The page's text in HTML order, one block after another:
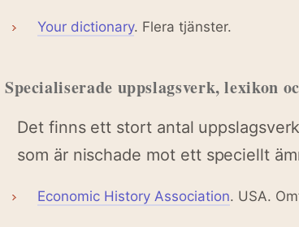
Your dictionary. Flera tjänster.
Specialiserade uppslagsverk, lexikon
Det finns ett stort antal
som är nischade mot ett speciellt
Economic History Association. USA.